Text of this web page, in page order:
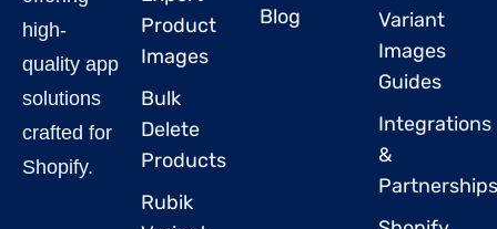
high-
quality app
solutions
crafted for
Shopify.
Product
Images
Bulk
Delete
Products
Rubik
Blog
Variant
Images
Guides
Integrations
&
Partnerships